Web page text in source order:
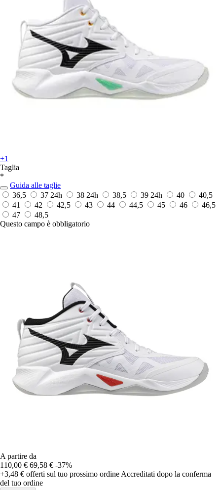
+1
Taglia
*
Guida alle taglie
36,5
37 24h 38 24h 38,5 39 24h 40
40,5
41
42 42,5 43 44 44,5 45 46
46,5
47
48,5
Questo campo è obbligatorio
A partire da
110,00 € 69,58 € -37%
+3,48 € offerti sul tuo prossimo ordine Accreditati dopo la conferma
del tuo ordine